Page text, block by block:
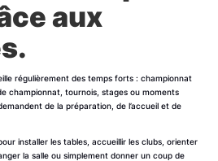
aux
régulièrement des temps forts : championnat
championnat, tournois, stages ou moments
de la préparation, de l’accueil et de
installer les tables, accueillir les clubs, orienter
la salle ou simplement donner un coup de